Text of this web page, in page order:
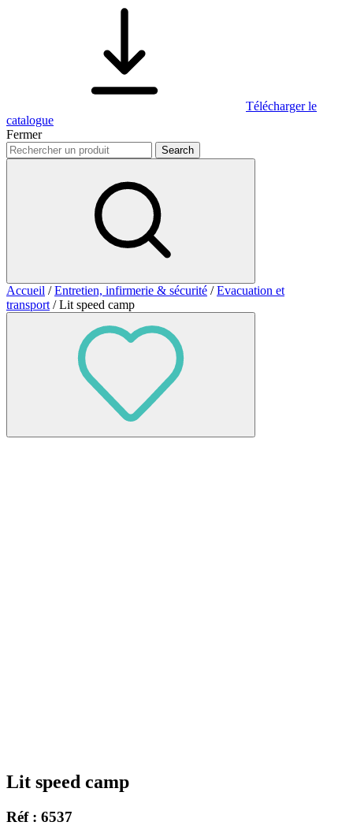
Télécharger le
catalogue
Fermer
Accueil /Entretien, infirmerie & sécurité /Evacuation et
transport / Lit speed camp
Lit speed camp
Réf : 6537